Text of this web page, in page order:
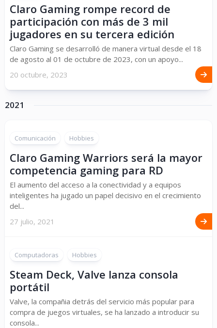
Claro Gaming rompe record de
participación con más de 3 mil
jugadores en su tercera edición
Claro Gaming se desarrolló de manera virtual desde el 18
de agosto al 01 de octubre de 2023, con un apoyo...
20 octubre, 2023
2021
Comunicación Hobbies
Claro Gaming Warriors será la mayor
competencia gaming para RD
El aumento del acceso a la conectividad y a equipos
inteligentes ha jugado un papel decisivo en el crecimiento
del...
27 julio, 2021
Computadoras Hobbies
Steam Deck, Valve lanza consola
portátil
Valve, la compañia detrás del servicio más popular para
compra de juegos virtuales, se ha lanzado a introducir su
consola...